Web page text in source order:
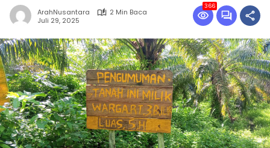
ArahNusantara
2 Min Baca
Juli 29, 2025
366